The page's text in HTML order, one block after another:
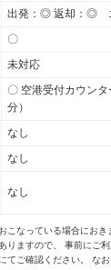
出発：◎ 返却：◎
〇
未対応
〇 空港受付カウン
分）
なし
なし
なし
こなっている場合におき
りますので、 事前にご
てご確認ください。 な